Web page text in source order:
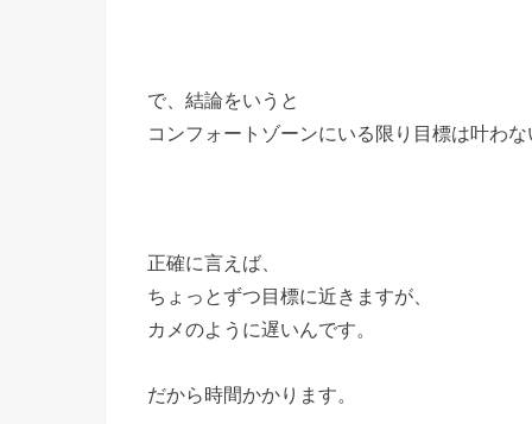
で、結論をいうと
コンフォートゾーンにいる限り目標は叶わ
正確に言えば、
ちょっとずつ目標に近きますが、
カメのように遅いんです。
だから時間かかります。